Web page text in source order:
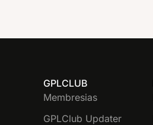
GPLCLUB
Membresias
GPLClub Updater